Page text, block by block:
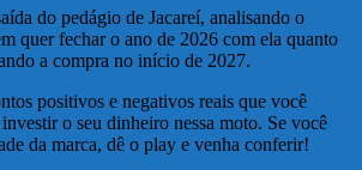
do pedágio de Jacareí, analisando o
quer fechar o ano de 2026 com ela quanto
a compra no início de 2027.
positivos e negativos reais que você
o seu dinheiro nessa moto. Se você
da marca, dê o play e venha conferir!